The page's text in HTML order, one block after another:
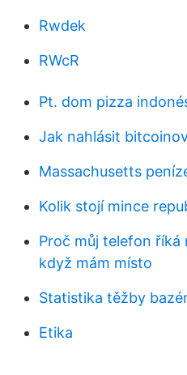
Rwdek
RWcR
Pt. dom pizza
Jak nahlásit
Massachusetts
Kolik stojí mince
Proč můj telefon říká
když mám místo
Statistika těžby
Etika